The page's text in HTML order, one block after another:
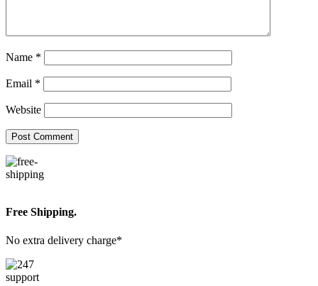
Name *
Email *
Website
Free Shipping.
No extra delivery charge*